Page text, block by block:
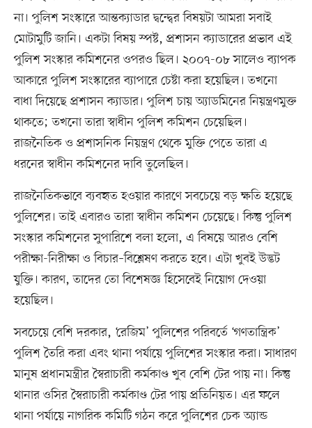
না। পুলিশ সংস্কারে আন্তক্যাডার দ্বন্দ্বের বিষয়টা আমরা সবাই
মোটামুটি জানি। একটা বিষয় স্পষ্ট, প্রশাসন ক্যাডারের প্রভাব এই
পুলিশ সংস্কার কমিশনের ওপরও ছিল। ২০০৭-০৮ সালেও ব্যাপক
আকারে পুলিশ সংস্কারের ব্যাপারে চেষ্টা করা হয়েছিল। তখনো
বাধা দিয়েছে প্রশাসন ক্যাডার। পুলিশ চায় অ্যাডমিনের নিয়ন্ত্রণমুক্ত
থাকতে; তখনো তারা স্বাধীন পুলিশ কমিশন চেয়েছিল।
রাজনৈতিক ও প্রশাসনিক নিয়ন্ত্রণ থেকে মুক্তি পেতে তারা এ
ধরনের স্বাধীন কমিশনের দাবি তুলেছিল।
রাজনৈতিকভাবে ব্যবহৃত হওয়ার কারণে সবচেয়ে বড় ক্ষতি হয়েছে
পুলিশের। তাই এবারও তারা স্বাধীন কমিশন চেয়েছে। কিন্তু পুলিশ
সংস্কার কমিশনের সুপারিশে বলা হলো, এ বিষয়ে আরও বেশি
পরীক্ষা-নিরীক্ষা ও বিচার–বিশ্লেষণ করতে হবে। এটা খুবই উদ্ভট
যুক্তি। কারণ, তাদের তো বিশেষজ্ঞ হিসেবেই নিয়োগ দেওয়া
হয়েছিল।
সবচেয়ে বেশি দরকার, ‘রেজিম’ পুলিশের পরিবর্তে ‘গণতান্ত্রিক’
পুলিশ তৈরি করা এবং থানা পর্যায়ে পুলিশের সংস্কার করা। সাধারণ
মানুষ প্রধানমন্ত্রীর স্বৈরাচারী কর্মকাণ্ড খুব বেশি টের পায় না। কিন্তু
থানার ওসির স্বৈরাচারী কর্মকাণ্ড টের পায় প্রতিনিয়ত। এর ফলে
থানা পর্যায়ে নাগরিক কমিটি গঠন করে পুলিশের চেক অ্যান্ড